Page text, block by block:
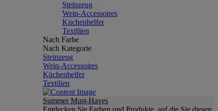
Steinzeug
Wein-Accessoires
Küchenhelfer
Textilien
Nach Farbe
Nach Kategorie
Steinzeug
Wein-Accessoires
Küchenhelfer
Textilien
Summer Must-Haves
Entdecken Sie Farben und Produkte, auf die Sie diesen